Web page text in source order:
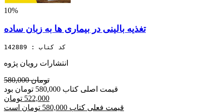
10%
تغذیه بالینی در بیماری ها به زبان ساده
کد کتاب : 142889
انتشارات رویان پژوه
580,000 تومان
قیمت اصلی کتاب 580,000 تومان بود
522,000 تومان
قیمت فعلی کتاب 580,000 تومان است